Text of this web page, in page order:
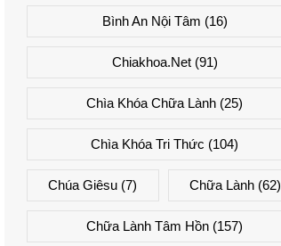
Bình An Nội Tâm (16)
Chiakhoa.net(91)
Chìa Khóa Chữa Lành (25)
Chìa Khóa Tri Thức (104)
Chúa Giêsu (7) Chữa Lành(62)
Chữa Lành Tâm Hồn (157)